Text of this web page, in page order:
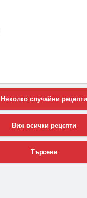
Няколко случайни рецепти
Виж всички рецепти
Търсене